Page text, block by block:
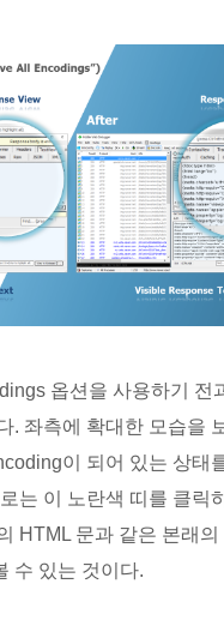
옵션을 사용하기 전
. 좌측에 확대한 모습을
이 되어 있는 상태
는 이 노란색 띠를 클릭
HTML 문과 같은 본래의
수 있는 것이다.